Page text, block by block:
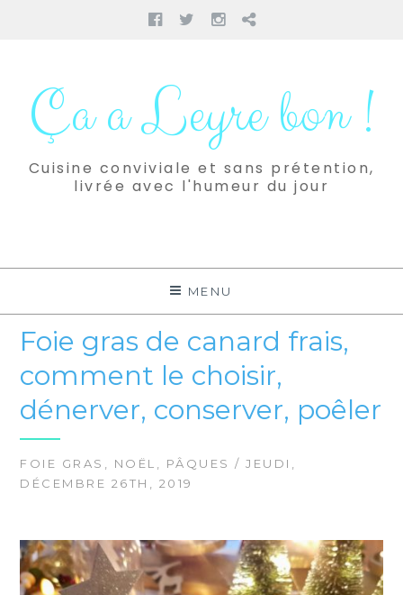
Facebook
TwitterInstagram
Pinterest
contenuÇa a Leyre bon !
Cuisine conviviale et sans prétention,
livrée avec l'humeur du jour
MENU
Foie gras de canard frais,
comment le choisir,
dénerver, conserver, poêler
FOIE GRAS NOËL PÂQUES / JEUDI,
DÉCEMBRE 26TH, 2019